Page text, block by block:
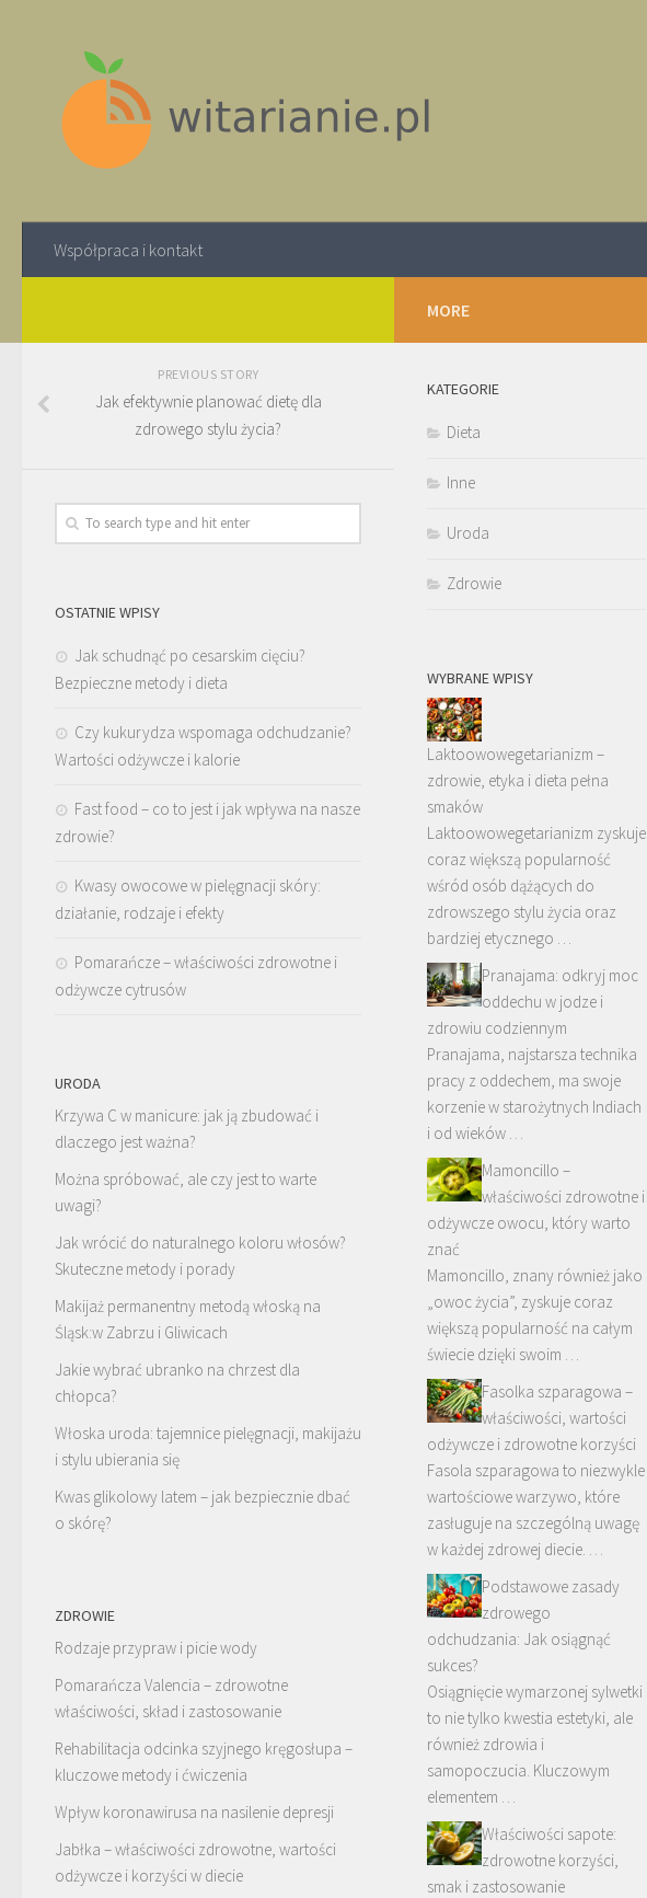
Współpraca i kontakt
PREVIOUS STORY
Jak efektywnie planować dietę dla
zdrowego stylu życia?
OSTATNIE WPISY
Jak schudnąć po cesarskim cięciu?
Bezpieczne metody i dieta
Czy kukurydza wspomaga odchudzanie?
Wartości odżywcze i kalorie
Fast food – co to jest i jak wpływa na nasze
zdrowie?
Kwasy owocowe w pielęgnacji skóry:
działanie, rodzaje i efekty
Pomarańcze – właściwości zdrowotne i
odżywcze cytrusów
URODA
Krzywa C w manicure: jak ją zbudować i
dlaczego jest ważna?
Można spróbować, ale czy jest to warte
uwagi?
Jak wrócić do naturalnego koloru włosów?
Skuteczne metody i porady
Makijaż permanentny metodą włoską na
Śląsk:w Zabrzu i Gliwicach
Jakie wybrać ubranko na chrzest dla
chłopca?
Włoska uroda: tajemnice pielęgnacji, makijażu
i stylu ubierania się
Kwas glikolowy latem – jak bezpiecznie dbać
o skórę?
ZDROWIE
Rodzaje przypraw i picie wody
Pomarańcza Valencia – zdrowotne
właściwości, skład i zastosowanie
Rehabilitacja odcinka szyjnego kręgosłupa –
kluczowe metody i ćwiczenia
Wpływ koronawirusa na nasilenie depresji
Jabłka – właściwości zdrowotne, wartości
odżywcze i korzyści w diecie
MORE
KATEGORIE
Dieta
Inne
Uroda
Zdrowie
WYBRANE WPISY
Laktoowowegetarianizm –
zdrowie, etyka i dieta pełna
smaków
Laktoowowegetarianizm zyskuje
coraz większą popularność
wśród osób dążących do
zdrowszego stylu życia oraz
bardziej etycznego …
Pranajama: odkryj moc
oddechu w jodze i
zdrowiu codziennym
Pranajama, najstarsza technika
pracy z oddechem, ma swoje
korzenie w starożytnych Indiach
i od wieków …
Mamoncillo –
właściwości zdrowotne i
odżywcze owocu, który warto
znać
Mamoncillo, znany również jako
„owoc życia”, zyskuje coraz
większą popularność na całym
świecie dzięki swoim …
Fasolka szparagowa –
właściwości, wartości
odżywcze i zdrowotne korzyści
Fasola szparagowa to niezwykle
wartościowe warzywo, które
zasługuje na szczególną uwagę
w każdej zdrowej diecie. …
Podstawowe zasady
zdrowego
odchudzania: Jak osiągnąć
sukces?
Osiągnięcie wymarzonej sylwetki
to nie tylko kwestia estetyki, ale
również zdrowia i
samopoczucia. Kluczowym
elementem …
Właściwości sapote:
zdrowotne korzyści,
smak i zastosowanie